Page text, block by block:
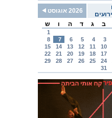
2026 אוגוסט
ב ג ד ה ו ש
1
3
4
5
6
7
8
10
11
12
13
14
15
17
18
19
20
21
22
24
25
26
27
28
29
31